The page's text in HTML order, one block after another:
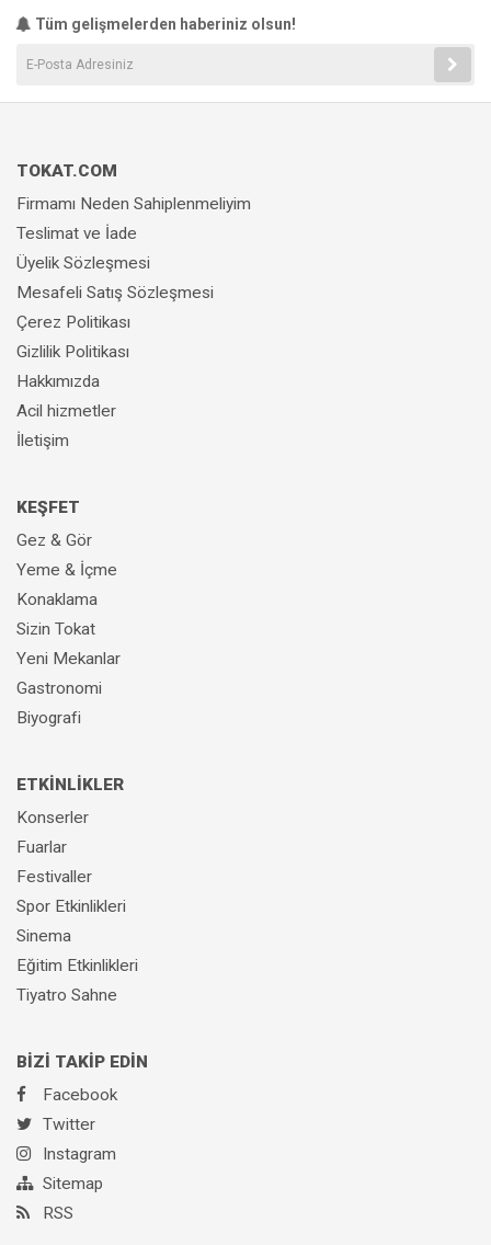
Tüm gelişmelerden haberiniz olsun!
TOKAT.COM
Firmamı Neden Sahiplenmeliyim
Teslimat ve İade
Üyelik Sözleşmesi
Mesafeli Satış Sözleşmesi
Çerez Politikası
Gizlilik Politikası
Hakkımızda
Acil hizmetler
İletişim
KEŞFET
Gez & Gör
Yeme & İçme
Konaklama
Sizin Tokat
Yeni Mekanlar
Gastronomi
Biyografi
ETKİNLİKLER
Konserler
Fuarlar
Festivaller
Spor Etkinlikleri
Sinema
Eğitim Etkinlikleri
Tiyatro Sahne
BİZİ TAKİP EDİN
Facebook
Twitter
Instagram
Sitemap
RSS